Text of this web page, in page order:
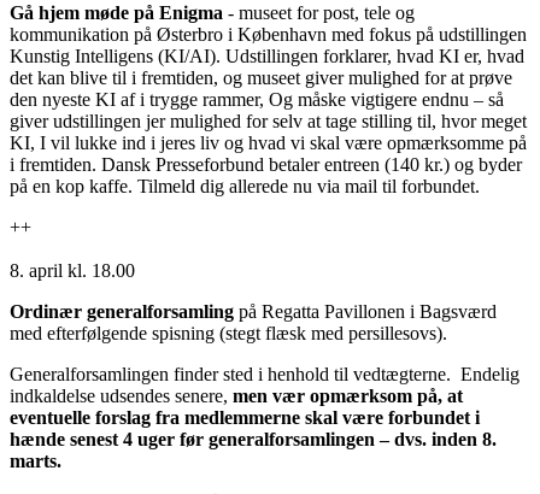
Gå hjem møde på Enigma - museet for post, tele og
kommunikation på Østerbro i København med fokus på udstillingen
Kunstig Intelligens (KI/AI). Udstillingen forklarer, hvad KI er, hvad
det kan blive til i fremtiden, og museet giver mulighed for at prøve
den nyeste KI af i trygge rammer, Og måske vigtigere endnu – så
giver udstillingen jer mulighed for selv at tage stilling til, hvor meget
KI, I vil lukke ind i jeres liv og hvad vi skal være opmærksomme på
i fremtiden. Dansk Presseforbund betaler entreen (140 kr.) og byder
på en kop kaffe. Tilmeld dig allerede nu via mail til forbundet.
++
8. april kl. 18.00
Ordinær generalforsamling på Regatta Pavillonen i Bagsværd
med efterfølgende spisning (stegt flæsk med persillesovs).
Generalforsamlingen finder sted i henhold til vedtægterne. Endelig
indkaldelse udsendes senere, men vær opmærksom på, at
eventuelle forslag fra medlemmerne skal være forbundet i
hænde senest 4 uger før generalforsamlingen – dvs. inden 8.
marts.